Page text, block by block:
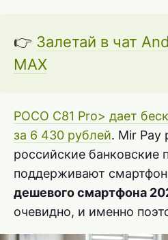
👉 Залетай в чат
MAX
POCO C81 Pro> дает
за 6 430 рублей. Mir Pay
российские банковские
поддерживают
дешевого смартфона
очевидно, и именно